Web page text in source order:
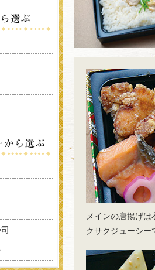
メインの唐揚げ
クサクジューシー